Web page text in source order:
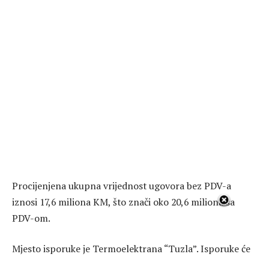
Procijenjena ukupna vrijednost ugovora bez PDV-a
iznosi 17,6 miliona KM, što znači oko 20,6 miliona sa
PDV-om.
Mjesto isporuke je Termoelektrana “Tuzla”. Isporuke će